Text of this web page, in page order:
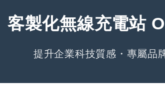
客製化無線充電站
提升企業科技質感・專屬品